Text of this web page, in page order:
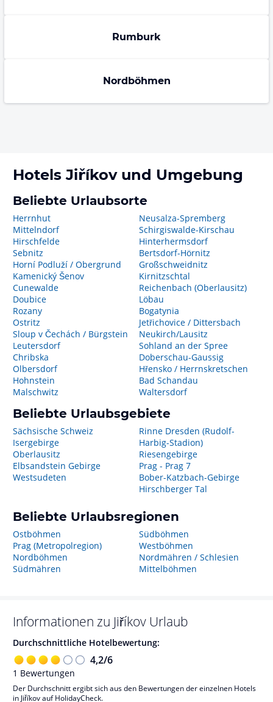
Rumburk
Nordböhmen
HotelsJiříkovund Umgebung
Beliebte Urlaubsorte
Herrnhut
Mittelndorf
Hirschfelde
Sebnitz
Horní Podluží / Obergrund
Kamenický Šenov
Cunewalde
Doubice
Rozany
Ostritz
Sloup v Čechách / Bürgstein
Leutersdorf
Chribska
Olbersdorf
Hohnstein
Malschwitz
Neusalza-Spremberg
Schirgiswalde-Kirschau
Hinterhermsdorf
Bertsdorf-Hörnitz
Großschweidnitz
Kirnitzschtal
Reichenbach (Oberlausitz)
Löbau
Bogatynia
Jetřichovice / Dittersbach
Neukirch/Lausitz
Sohland an der Spree
Doberschau-Gaussig
Hřensko / Herrnskretschen
Bad Schandau
Waltersdorf
Beliebte Urlaubsgebiete
Sächsische Schweiz
Isergebirge
Oberlausitz
Elbsandstein Gebirge
Westsudeten
Rinne Dresden (Rudolf-
Harbig-Stadion)
Riesengebirge
Prag - Prag 7
Bober-Katzbach-Gebirge
Hirschberger Tal
Beliebte Urlaubsregionen
Ostböhmen
Prag (Metropolregion)
Nordböhmen
Südmähren
Südböhmen
Westböhmen
Nordmähren / Schlesien
Mittelböhmen
Informationen zu Jiříkov Urlaub
Durchschnittliche Hotelbewertung:
4,2/6
1 Bewertungen
Der Durchschnitt ergibt sich aus den Bewertungen der einzelnen Hotels
in Jiříkov auf HolidayCheck.